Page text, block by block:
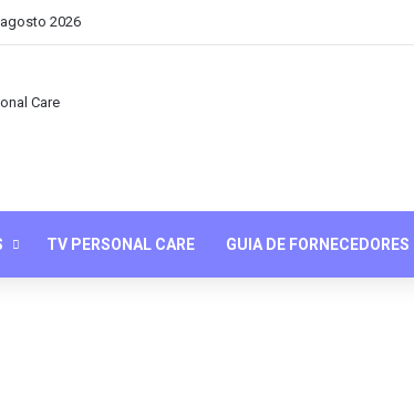
2026
TV PERSONAL CARE GUIA DE FORNECEDORES